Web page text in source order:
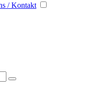
/ Kontakt